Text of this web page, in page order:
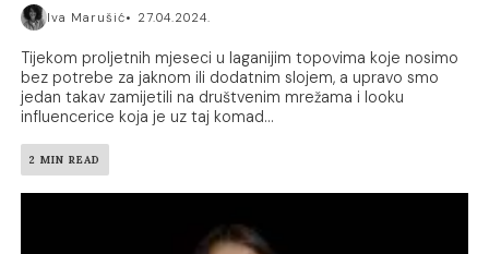
Iva Marušić 27.04.2024.
Tijekom proljetnih mjeseci u laganijim topovima koje nosimo
bez potrebe za jaknom ili dodatnim slojem, a upravo smo
jedan takav zamijetili na društvenim mrežama i looku
influencerice koja je uz taj komad...
2 MIN READ